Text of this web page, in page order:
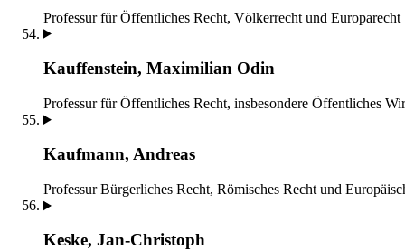
Professur für Öffentliches Recht, Völkerrecht und Europarecht
Kauffenstein, Maximilian Odin
Professur für Öffentliches Recht, insbesondere Öffentliches
Kaufmann, Andreas
Professur Bürgerliches Recht, Römisches Recht und
Keske, Jan-Christoph